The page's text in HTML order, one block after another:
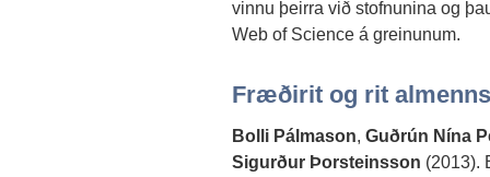
vinnu þeirra við stofnunina og
Web of Science á greinunum.
Fræðirit og rit
Bolli Pálmason, Guðrún Nína
Sigurður Þorsteinsson (2013).